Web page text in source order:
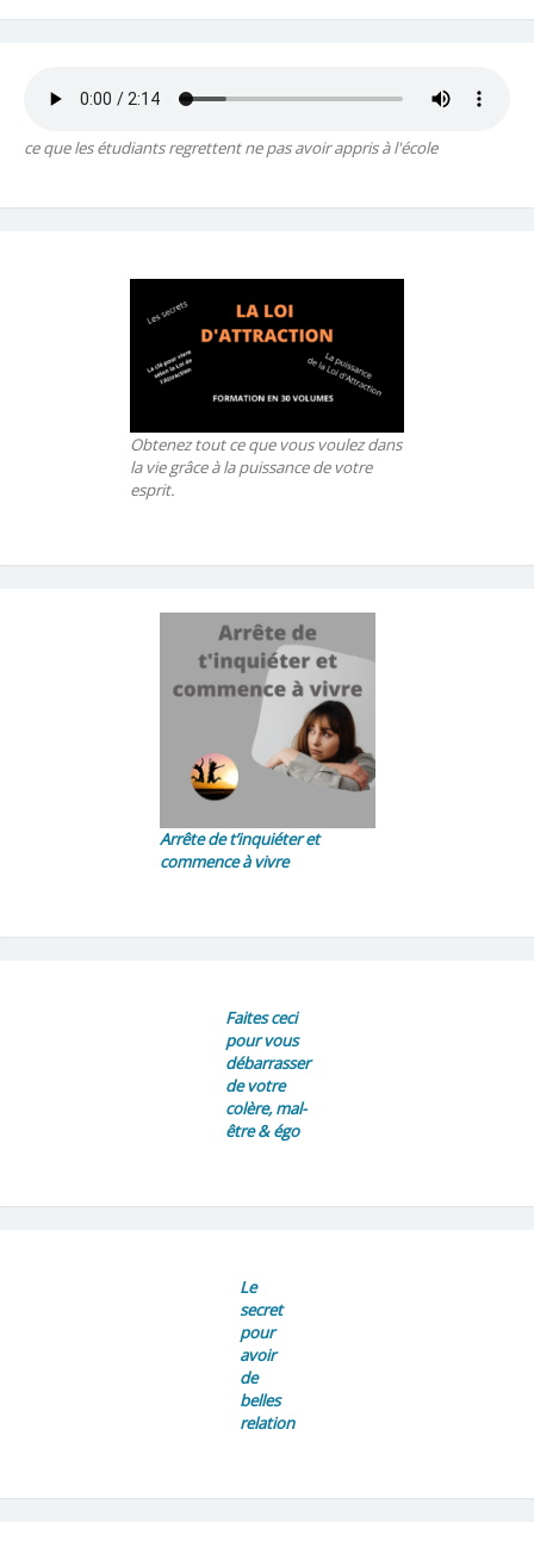
ce que les étudiants regrettent ne pas avoir appris à l'école
Obtenez tout ce que vous voulez dans
la vie grâce à la puissance de votre
esprit.
Arrête de t’inquiéter et
commence à vivre
Faites ceci
pour vous
débarrasser
de votre
colère, mal-
être & égo
Le
secret
pour
avoir
de
belles
relation